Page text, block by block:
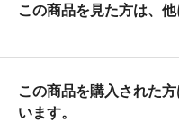
この商品を見た方は、
この商品を購入された
います。